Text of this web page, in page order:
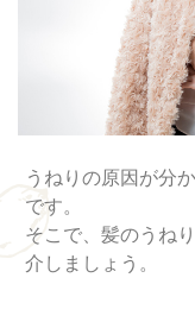
うねりの原因が分
です。
そこで、髪のうね
介しましょう。